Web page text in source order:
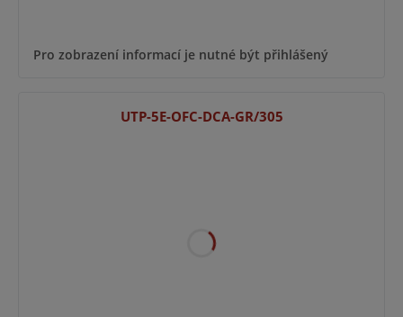
Pro zobrazení informací je nutné být přihlášený
UTP-5E-OFC-DCA-GR/305